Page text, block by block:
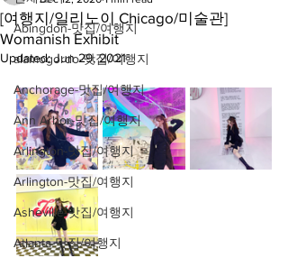
Abingdon-맛집/여행지
alamogordo-맛집/여행지
Anchorage-맛집/여행지
Ann Arbor-맛집/여행지
Arlington-맛집/여행지
Arlington-맛집/여행지
Asheville-맛집/여행지
Atlanta-맛집/여행지
[여행지/일리노이 Chicago/미술관]
Womanish Exhibit
Updated:Jun 29, 2021